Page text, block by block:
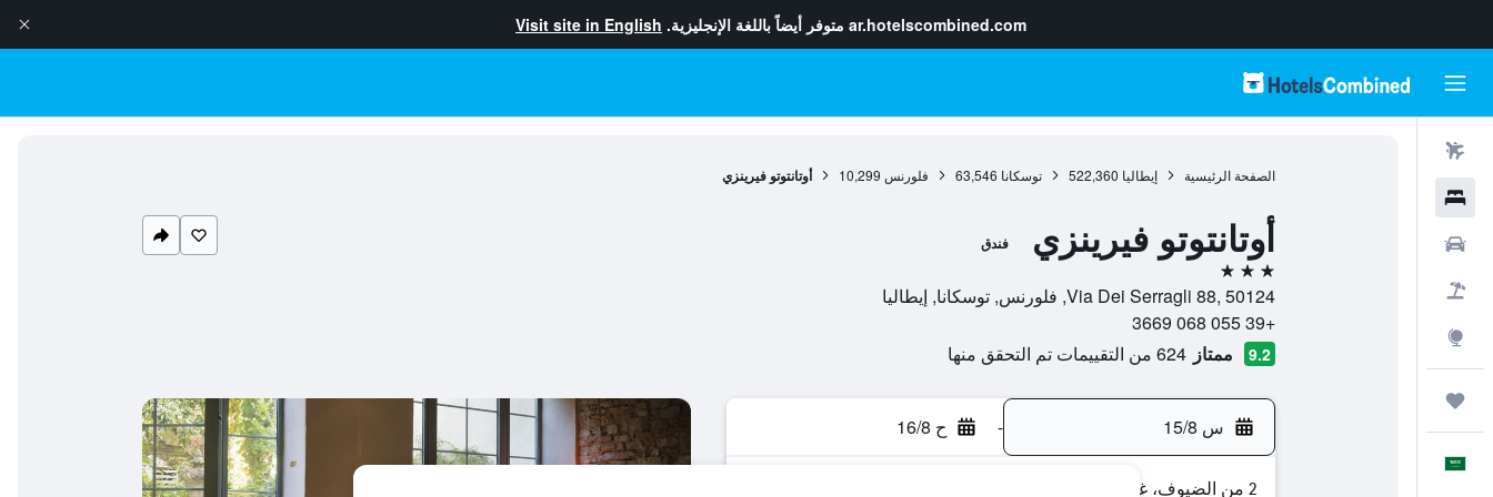
ar.hotelscombined.com متوفر أيضاً باللغة الإنجليزية. Visit site in English
الصفحة الرئيسية إيطاليا 522,360 توسكانا 63,546 فلورنس 10,299 أوتانتوتو فيرينزي
أوتانتوتو فيرينزي فندق
3 نجوم
Via Dei Serragli 88, 50124, فلورنس, توسكانا, إيطاليا
+39 055 068 3669
9.2 ممتاز 624 من التقييمات تم التحقق منها
س 15/8 - ح 16/8
2 من الضيوف، غرفة واحدة